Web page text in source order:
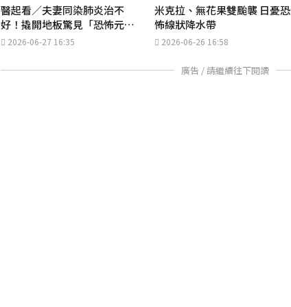
醫起看／夫妻同染肺炎治不
好！撬開地板驚見「恐怖元
凶」醫點名4大族群要注意
2026-06-27 16:35
米克拉、無花果雙颱襲 日憂恐
怖線狀降水帶
2026-06-26 16:58
廣告 / 請繼續往下閱讀